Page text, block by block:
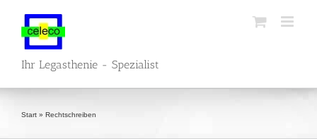
springen
Ihr Legasthenie - Spezialist
Start » Rechtschreiben